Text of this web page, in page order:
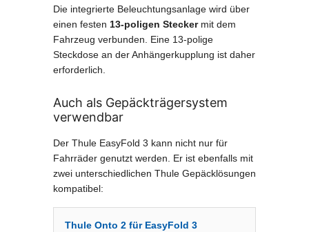
Die integrierte Beleuchtungsanlage wird über
einen festen 13-poligen Steckermit dem
Fahrzeug verbunden. Eine 13-polige
Steckdose an der Anhängerkupplung ist daher
erforderlich.
Auch als Gepäckträgersystem
verwendbar
Der Thule EasyFold 3 kann nicht nur für
Fahrräder genutzt werden. Er ist ebenfalls mit
zwei unterschiedlichen Thule Gepäcklösungen
kompatibel:
Thule Onto 2 für EasyFold 3